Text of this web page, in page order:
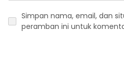
Simpan nama, email, dan
peramban ini untuk